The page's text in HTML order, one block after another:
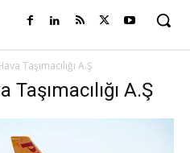
Taşımacılığı A.Ş
A.Ş